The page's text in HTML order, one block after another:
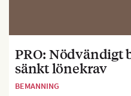
PRO: Nödvändigt
sänkt lönekrav
BEMANNING